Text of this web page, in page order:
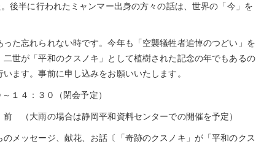
後半に行われたミャンマー出身の方々の話は、世界の「今」を
た忘れられない時です。今年も「空襲犠牲者追悼のつどい」を
世が「平和のクスノキ」として植樹された記念の年でもあるの
ます。事前に申し込みをお願いいたします。
４：３０（閉会予定）
（大雨の場合は静岡平和資料センターでの開催を予定）
メッセージ、献花、お話〔「奇跡のクスノキ」が「平和のクス